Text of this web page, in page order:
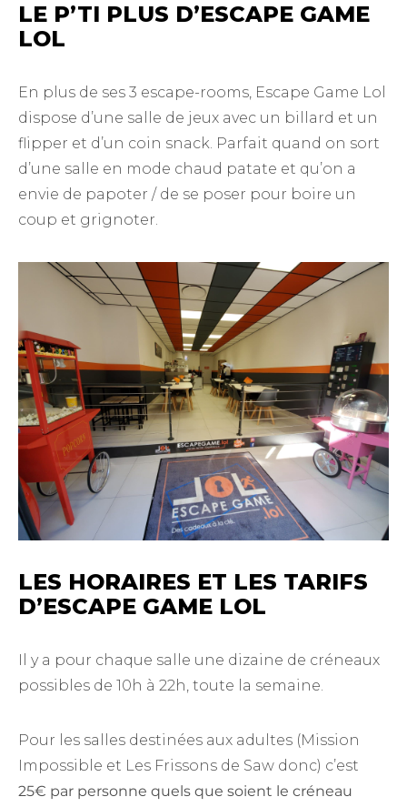
LE P’TI PLUS D’ESCAPE GAME
LOL
En plus de ses 3 escape-rooms, Escape Game Lol
dispose d’une salle de jeux avec un billard et un
flipper et d’un coin snack. Parfait quand on sort
d’une salle en mode chaud patate et qu’on a
envie de papoter / de se poser pour boire un
coup et grignoter.
LES HORAIRES ET LES TARIFS
D’ESCAPE GAME LOL
Il y a pour chaque salle une dizaine de créneaux
possibles de 10h à 22h, toute la semaine.
Pour les salles destinées aux adultes (Mission
Impossible et Les Frissons de Saw donc) c’est
25€ par personne quels que soient le créneau